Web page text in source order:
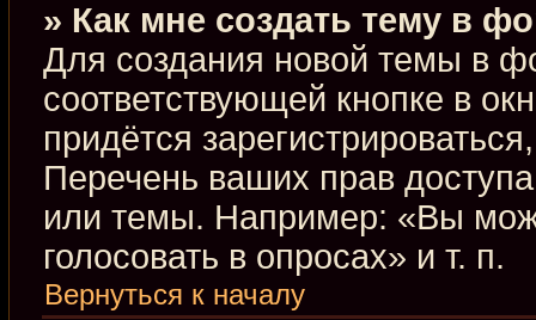
» Как мне создать тему в
Для создания новой темы в
соответствующей кнопке в
придётся
Перечень ваших прав
или темы. Например: «Вы
голосовать в опросах» и т. п.
Вернуться к началу